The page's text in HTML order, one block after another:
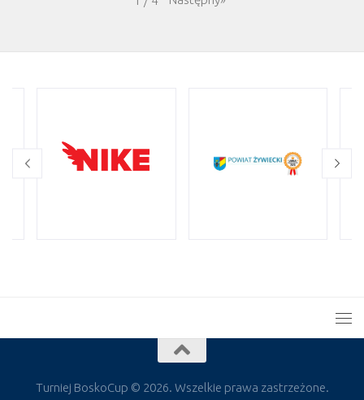
Turniej BoskoCup © 2026. Wszelkie prawa zastrzeżone.